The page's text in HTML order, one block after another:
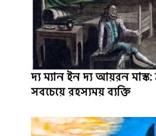
দ্য ম্যান ইন দ্য আয়রন মাস্ক:
সবচেয়ে রহস্যময় ব্যক্তি